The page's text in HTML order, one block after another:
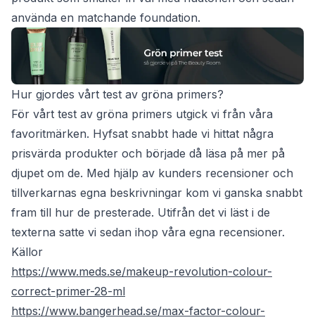
använda en matchande foundation.
Hur gjordes vårt test av gröna primers?
För vårt test av gröna primers utgick vi från våra
favoritmärken. Hyfsat snabbt hade vi hittat några
prisvärda produkter och började då läsa på mer på
djupet om de. Med hjälp av kunders recensioner och
tillverkarnas egna beskrivningar kom vi ganska snabbt
fram till hur de presterade. Utifrån det vi läst i de
texterna satte vi sedan ihop våra egna recensioner.
Källor
https://www.meds.se/makeup-revolution-colour-
correct-primer-28-ml
https://www.bangerhead.se/max-factor-colour-